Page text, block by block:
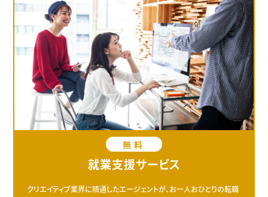
無料
就業支援サービス
クリエイティブ業界に精通したエージェントが、お一人おひとりの転職